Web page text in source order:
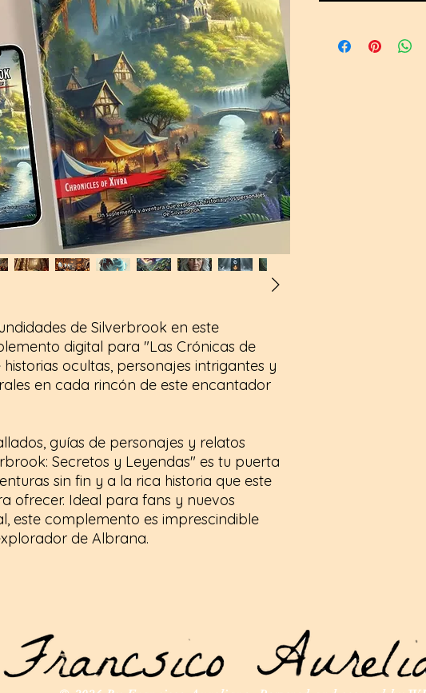
de Silverbrook en este
digital para "Las Crónicas de
ocultas, personajes intrigantes y
en cada rincón de este encantador
guías de personajes y relatos
Secretos y Leyendas" es tu puerta
sin fin y a la rica historia que este
ofrecer. Ideal para fans y nuevos
este complemento es imprescindible
de Albrana.